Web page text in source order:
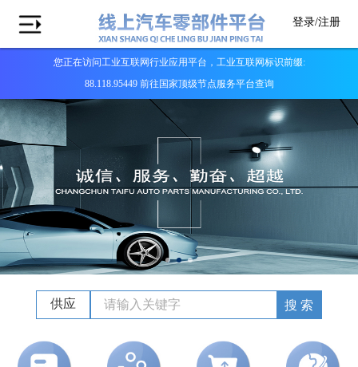
登录/注册
您正在访问工业互联网行业应用平台，工业互联网标识前缀:
88.118.95449 前往国家顶级节点服务平台查询
供应 搜 索